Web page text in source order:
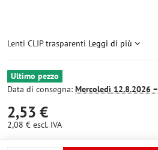
Lenti CLIP trasparenti Leggi di più
Ultimo pezzo
Data di consegna: Mercoledì 12.8.2026 −
2,53 €
2,08 € escl. IVA